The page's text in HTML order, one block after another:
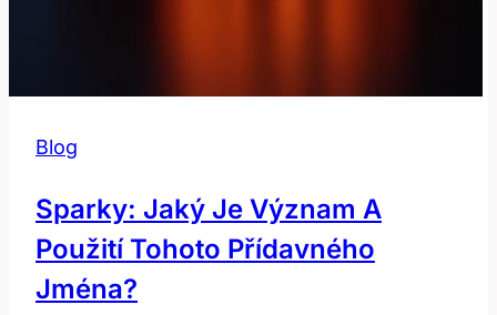
Blog
Sparky: Jaký Je Význam A
Použití Tohoto Přídavného
Jména?